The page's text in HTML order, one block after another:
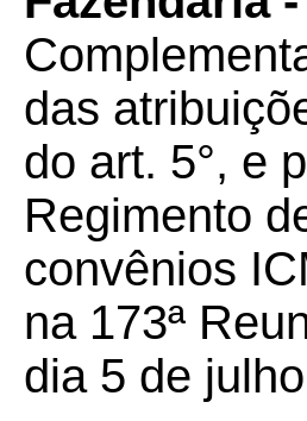
das
do art. 5°, e
Regimento
convênios
na 173ª
dia 5 de